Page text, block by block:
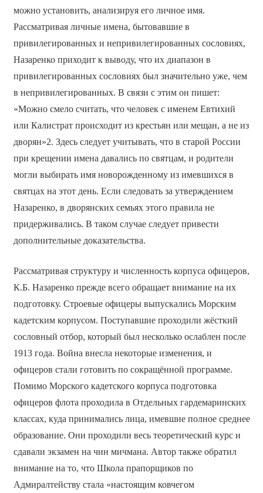
можно установить, анализируя его личное имя.
Рассматривая личные имена, бытовавшие в
привилегированных и непривилегированных сословиях,
Назаренко приходит к выводу, что их диапазон в
привилегированных сословиях был значительно уже, чем
в непривилегированных. В связи с этим он пишет:
«Можно смело считать, что человек с именем Евтихий
или Калистрат происходит из крестьян или мещан, а не из
дворян»2. Здесь следует учитывать, что в старой России
при крещении имена давались по святцам, и родители
могли выбирать имя новорожденному из имевшихся в
святцах на этот день. Если следовать за утверждением
Назаренко, в дворянских семьях этого правила не
придерживались. В таком случае следует привести
дополнительные доказательства.
Рассматривая структуру и численность корпуса офицеров,
К.Б. Назаренко прежде всего обращает внимание на их
подготовку. Строевые офицеры выпускались Морским
кадетским корпусом. Поступавшие проходили жёсткий
сословный отбор, который был несколько ослаблен после
1913 года. Война внесла некоторые изменения, и
офицеров стали готовить по сокращённой программе.
Помимо Морского кадетского корпуса подготовка
офицеров флота проходила в Отдельных гардемаринских
классах, куда принимались лица, имевшие полное среднее
образование. Они проходили весь теоретический курс и
сдавали экзамен на чин мичмана. Автор также обратил
внимание на то, что Школа прапорщиков по
Адмиралтейству стала «настоящим ковчегом